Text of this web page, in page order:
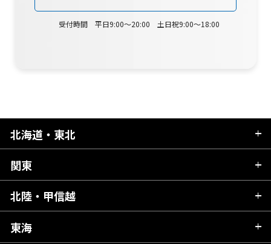
受付時間 平日9:00～20:00 土日祝9:00～18:00
北海道・東北
北海道
青森県
秋田県
関東
茨城県
栃木県
北陸・甲信越
新潟県
東海